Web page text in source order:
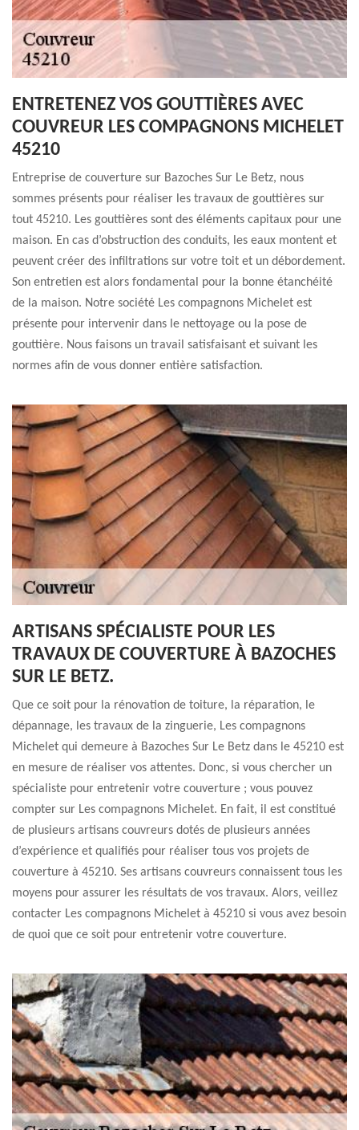
ENTRETENEZ VOS GOUTTIÈRES AVEC
COUVREUR LES COMPAGNONS MICHELET
45210
Entreprise de couverture sur Bazoches Sur Le Betz, nous
sommes présents pour réaliser les travaux de gouttières sur
tout 45210. Les gouttières sont des éléments capitaux pour une
maison. En cas d’obstruction des conduits, les eaux montent et
peuvent créer des infiltrations sur votre toit et un débordement.
Son entretien est alors fondamental pour la bonne étanchéité
de la maison. Notre société Les compagnons Michelet est
présente pour intervenir dans le nettoyage ou la pose de
gouttière. Nous faisons un travail satisfaisant et suivant les
normes afin de vous donner entière satisfaction.
ARTISANS SPÉCIALISTE POUR LES
TRAVAUX DE COUVERTURE À BAZOCHES
SUR LE BETZ.
Que ce soit pour la rénovation de toiture, la réparation, le
dépannage, les travaux de la zinguerie, Les compagnons
Michelet qui demeure à Bazoches Sur Le Betz dans le 45210 est
en mesure de réaliser vos attentes. Donc, si vous chercher un
spécialiste pour entretenir votre couverture ; vous pouvez
compter sur Les compagnons Michelet. En fait, il est constitué
de plusieurs artisans couvreurs dotés de plusieurs années
d’expérience et qualifiés pour réaliser tous vos projets de
couverture à 45210. Ses artisans couvreurs connaissent tous les
moyens pour assurer les résultats de vos travaux. Alors, veillez
contacter Les compagnons Michelet à 45210 si vous avez besoin
de quoi que ce soit pour entretenir votre couverture.